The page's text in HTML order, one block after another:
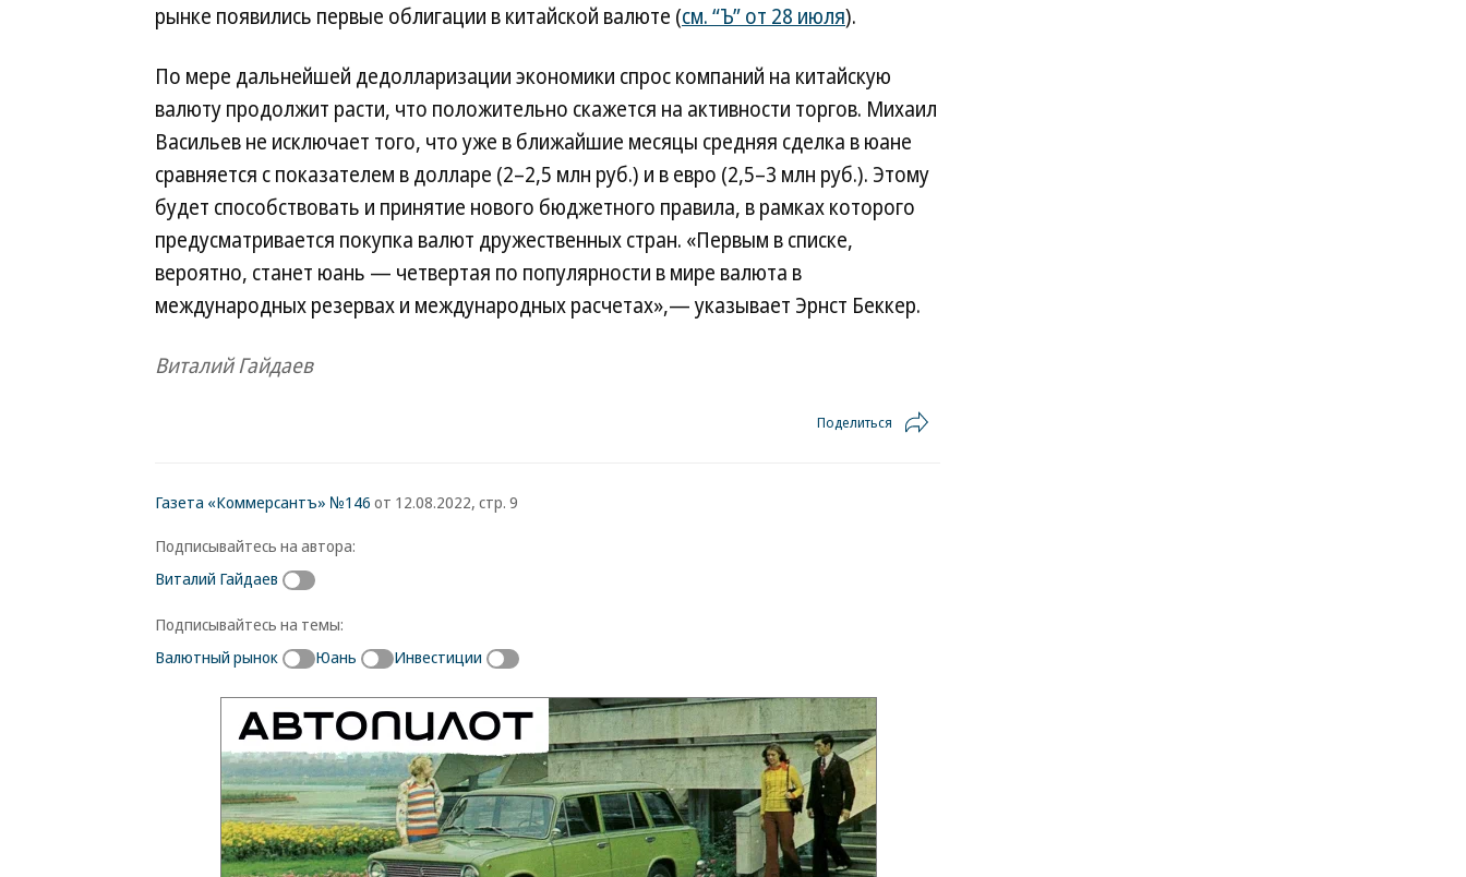
рынке появились первые облигации в китайской валюте (см. “Ъ” от 28 июля).
По мере дальнейшей дедолларизации экономики спрос компаний на китайскую
валюту продолжит расти, что положительно скажется на активности торгов. Михаил
Васильев не исключает того, что уже в ближайшие месяцы средняя сделка в юане
сравняется с показателем в долларе (2–2,5 млн руб.) и в евро (2,5–3 млн руб.). Этому
будет способствовать и принятие нового бюджетного правила, в рамках которого
предусматривается покупка валют дружественных стран. «Первым в списке,
вероятно, станет юань — четвертая по популярности в мире валюта в
международных резервах и международных расчетах»,— указывает Эрнст Беккер.
Виталий Гайдаев
Поделиться
Газета «Коммерсантъ» №146 от 12.08.2022, стр. 9
Подписывайтесь на автора:
Виталий Гайдаев
Подписывайтесь на темы:
Валютный рынок
Юань Инвестиции